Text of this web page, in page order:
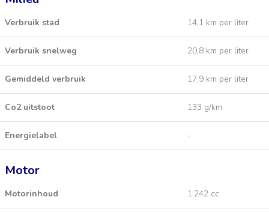
Verbruik stad 14,1 km per liter
Verbruik snelweg 20,8 km per liter
Gemiddeld verbruik 17,9 km per liter
Co2 uitstoot 133 g/km
Energielabel -
Motor
Motorinhoud 1.242 cc